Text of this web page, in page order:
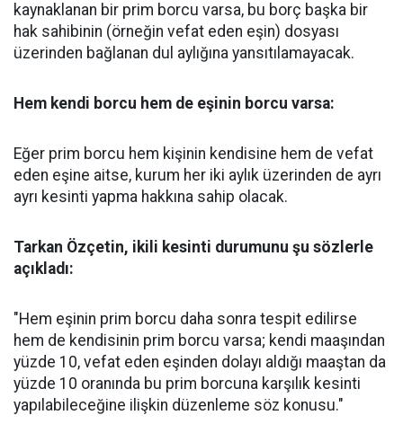
kaynaklanan bir prim borcu varsa, bu borç başka bir
hak sahibinin (örneğin vefat eden eşin) dosyası
üzerinden bağlanan dul aylığına yansıtılamayacak.
Hem kendi borcu hem de eşinin borcu varsa:
Eğer prim borcu hem kişinin kendisine hem de vefat
eden eşine aitse, kurum her iki aylık üzerinden de ayrı
ayrı kesinti yapma hakkına sahip olacak.
Tarkan Özçetin, ikili kesinti durumunu şu sözlerle
açıkladı:
"Hem eşinin prim borcu daha sonra tespit edilirse
hem de kendisinin prim borcu varsa; kendi maaşından
yüzde 10, vefat eden eşinden dolayı aldığı maaştan da
yüzde 10 oranında bu prim borcuna karşılık kesinti
yapılabileceğine ilişkin düzenleme söz konusu."